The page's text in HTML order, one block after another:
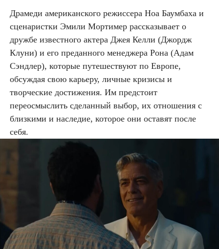
Драмеди американского режиссера Ноа Баумбаха и
сценаристки Эмили Мортимер рассказывает о
дружбе известного актера Джея Келли (Джордж
Клуни) и его преданного менеджера Рона (Адам
Сэндлер), которые путешествуют по Европе,
обсуждая свою карьеру, личные кризисы и
творческие достижения. Им предстоит
переосмыслить сделанный выбор, их отношения с
близкими и наследие, которое они оставят после
себя.